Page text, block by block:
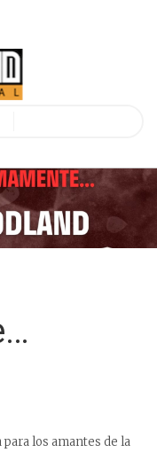
los amantes de la